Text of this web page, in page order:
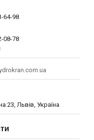
64-98
08-78
23, Львів, Україна